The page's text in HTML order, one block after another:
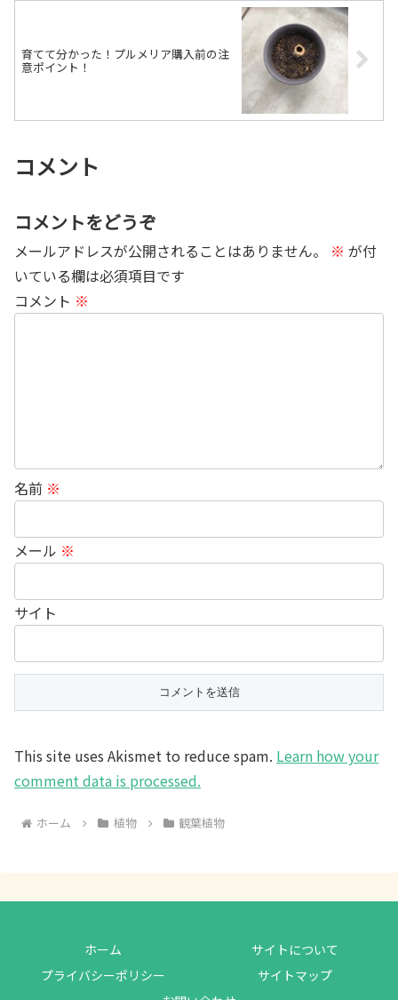
育てて分かった！プルメリア購入前の注
意ポイント！
コメント
コメントをどうぞ
メールアドレスが公開されることはありません。 ※ が付
いている欄は必須項目です
コメント ※
名前 ※
メール ※
サイト
This site uses Akismet to reduce spam. Learn how your
comment data is processed.
ホーム 植物 観葉植物
ホーム
サイトについて
プライバシーポリシー
サイトマップ